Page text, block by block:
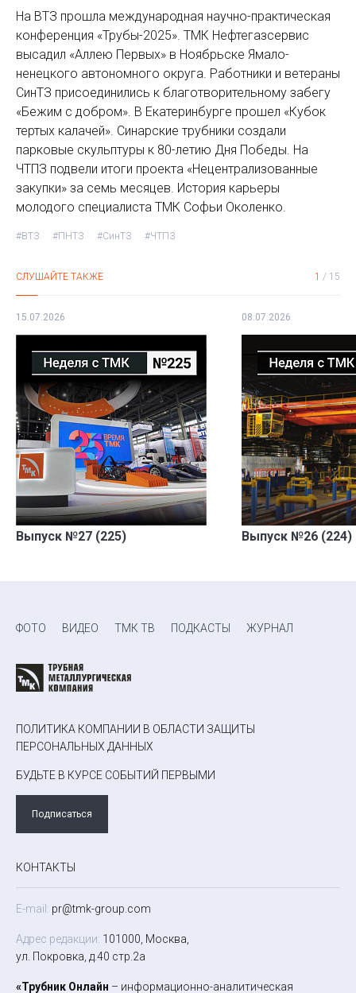
На ВТЗ прошла международная научно-практическая
конференция «Трубы-2025». ТМК Нефтегазсервис
высадил «Аллею Первых» в Ноябрьске Ямало-
ненецкого автономного округа. Работники и ветераны
СинТЗ присоединились к благотворительному забегу
«Бежим с добром». В Екатеринбурге прошел «Кубок
тертых калачей». Синарские трубники создали
парковые скульптуры к 80-летию Дня Победы. На
ЧТПЗ подвели итоги проекта «Нецентрализованные
закупки» за семь месяцев. История карьеры
молодого специалиста ТМК Софьи Околенко.
#ВТЗ #ПНТЗ #СинТЗ #ЧТПЗ
СЛУШАЙТЕ ТАКЖЕ 1 / 15
15.07.2026
Выпуск №27 (225)
08.07.2026
Выпуск №26 (224)
ФОТО ВИДЕО ТМК ТВ ПОДКАСТЫ ЖУРНАЛ
ПОЛИТИКА КОМПАНИИ В ОБЛАСТИ ЗАЩИТЫ
ПЕРСОНАЛЬНЫХ ДАННЫХ
БУДЬТЕ В КУРСЕ СОБЫТИЙ ПЕРВЫМИ
Подписаться
КОНТАКТЫ
E-mail: pr@tmk-group.com
Адрес редакции: 101000, Москва,
ул. Покровка, д.40 стр.2а
«Трубник Онлайн – информационно-аналитическая